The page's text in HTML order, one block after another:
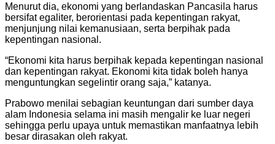
Menurut dia, ekonomi yang berlandaskan Pancasila harus
bersifat egaliter, berorientasi pada kepentingan rakyat,
menjunjung nilai kemanusiaan, serta berpihak pada
kepentingan nasional.
“Ekonomi kita harus berpihak kepada kepentingan nasional
dan kepentingan rakyat. Ekonomi kita tidak boleh hanya
menguntungkan segelintir orang saja,” katanya.
Prabowo menilai sebagian keuntungan dari sumber daya
alam Indonesia selama ini masih mengalir ke luar negeri
sehingga perlu upaya untuk memastikan manfaatnya lebih
besar dirasakan oleh rakyat.